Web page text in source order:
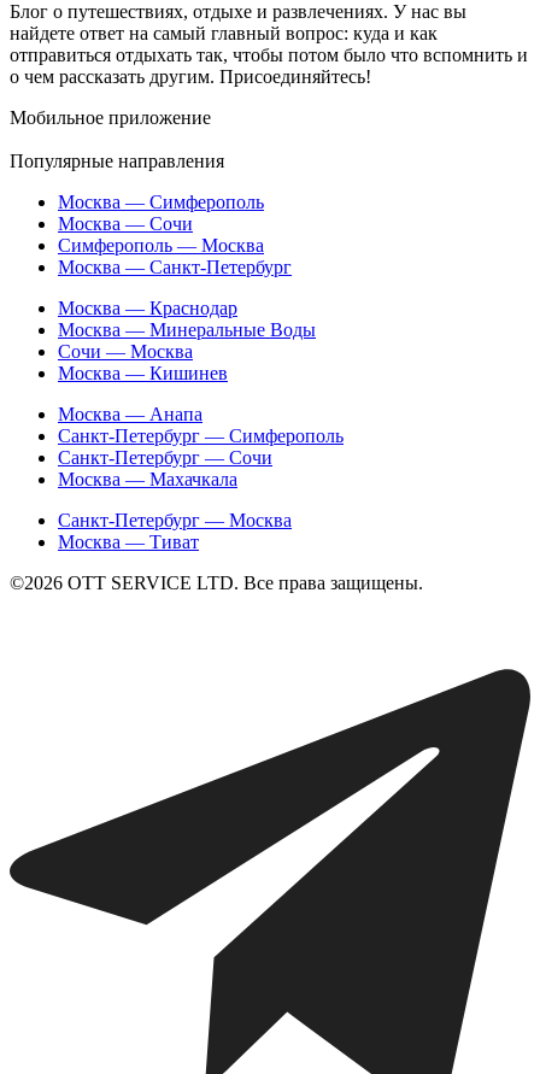
Блог о путешествиях, отдыхе и развлечениях. У нас вы
найдете ответ на самый главный вопрос: куда и как
отправиться отдыхать так, чтобы потом было что вспомнить и
о чем рассказать другим. Присоединяйтесь!
Мобильное приложение
Популярные направления
Москва — Симферополь
Москва — Сочи
Симферополь — Москва
Москва — Санкт-Петербург
Москва — Краснодар
Москва — Минеральные Воды
Сочи — Москва
Москва — Кишинев
Москва — Анапа
Санкт-Петербург — Симферополь
Санкт-Петербург — Сочи
Москва — Махачкала
Санкт-Петербург — Москва
Москва — Тиват
©2026 ОТТ SERVICE LTD. Все права защищены.